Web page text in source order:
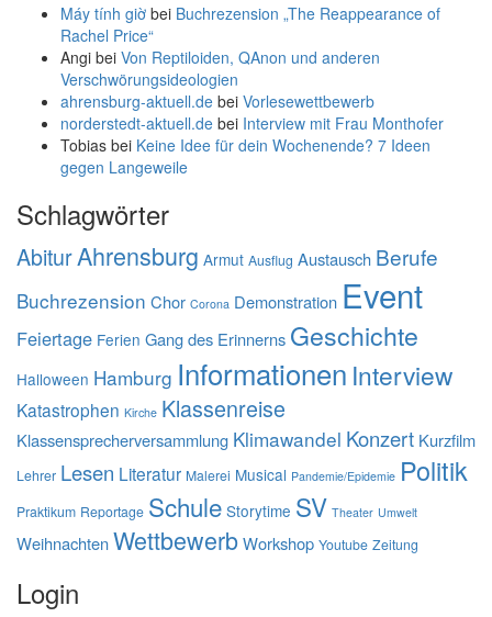
Máy tính giờ bei Buchrezension „The Reappearance of
Rachel Price“
Angi bei Von Reptiloiden, QAnon und anderen
Verschwörungsideologien
ahrensburg-aktuell.de bei Vorlesewettbewerb
norderstedt-aktuell.de bei Interview mit Frau Monthofer
Tobias bei Keine Idee für dein Wochenende? 7 Ideen
gegen Langeweile
Schlagwörter
AbiturAhrensburg Armut Ausflug Austausch Berufe
Buchrezension Chor Corona Demonstration Event
Feiertage Ferien Gang des Erinnerns Geschichte
Halloween Hamburg Informationen Interview
Katastrophen Kirche Klassenreise
Klassensprecherversammlung Klimawandel Konzert Kurzfilm
Lehrer Lesen Literatur Malerei Musical Pandemie/Epidemie Politik
Praktikum Reportage Schule Storytime SV Theater Umwelt
WeihnachtenWettbewerbWorkshop Youtube Zeitung
Login